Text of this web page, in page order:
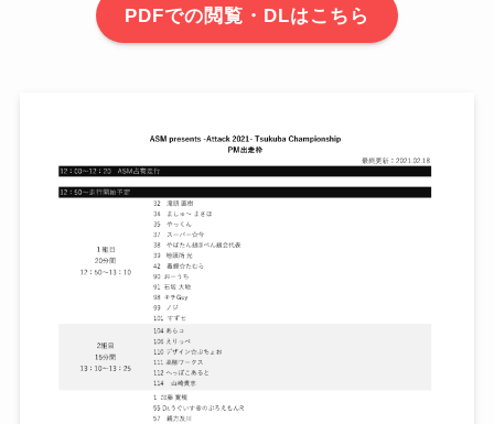
PDFでの閲覧・DLはこちら